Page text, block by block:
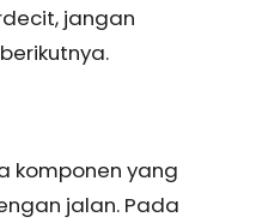
jangan
komponen yang
jalan. Pada